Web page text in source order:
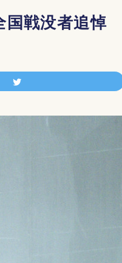
国戦没者追悼